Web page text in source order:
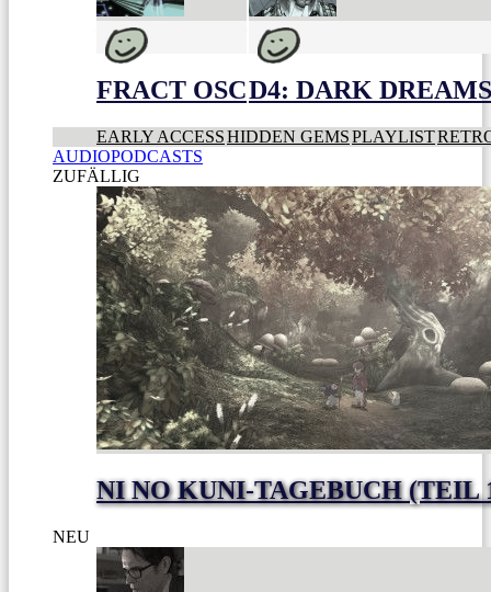
FRACT OSCD4: DARK
EARLY ACCESSHIDDEN GEMSPLAYLIST
AUDIOPODCASTS
ZUFÄLLIG
NI NO KUNI-TAGEBUCH (TEIL
NEU